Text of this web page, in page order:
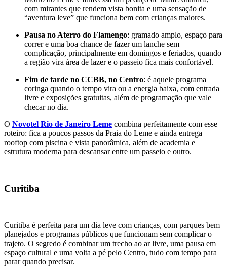
com mirantes que rendem vista bonita e uma sensação de
“aventura leve” que funciona bem com crianças maiores.
Pausa no Aterro do Flamengo: gramado amplo, espaço para
correr e uma boa chance de fazer um lanche sem
complicação, principalmente em domingos e feriados, quando
a região vira área de lazer e o passeio fica mais confortável.
Fim de tarde no CCBB, no Centro: é aquele programa
coringa quando o tempo vira ou a energia baixa, com entrada
livre e exposições gratuitas, além de programação que vale
checar no dia.
O Novotel Rio de Janeiro Leme combina perfeitamente com esse
roteiro: fica a poucos passos da Praia do Leme e ainda entrega
rooftop com piscina e vista panorâmica, além de academia e
estrutura moderna para descansar entre um passeio e outro.
Curitiba
Curitiba é perfeita para um dia leve com crianças, com parques bem
planejados e programas públicos que funcionam sem complicar o
trajeto. O segredo é combinar um trecho ao ar livre, uma pausa em
espaço cultural e uma volta a pé pelo Centro, tudo com tempo para
parar quando precisar.